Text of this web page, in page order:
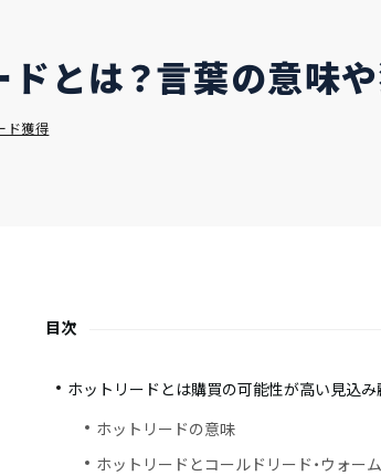
とは？言葉の意味
ド獲得
目次
ホットリードとは購買の可能性が高い見込み
ホットリードの意味
ホットリードとコールドリード・ウォー